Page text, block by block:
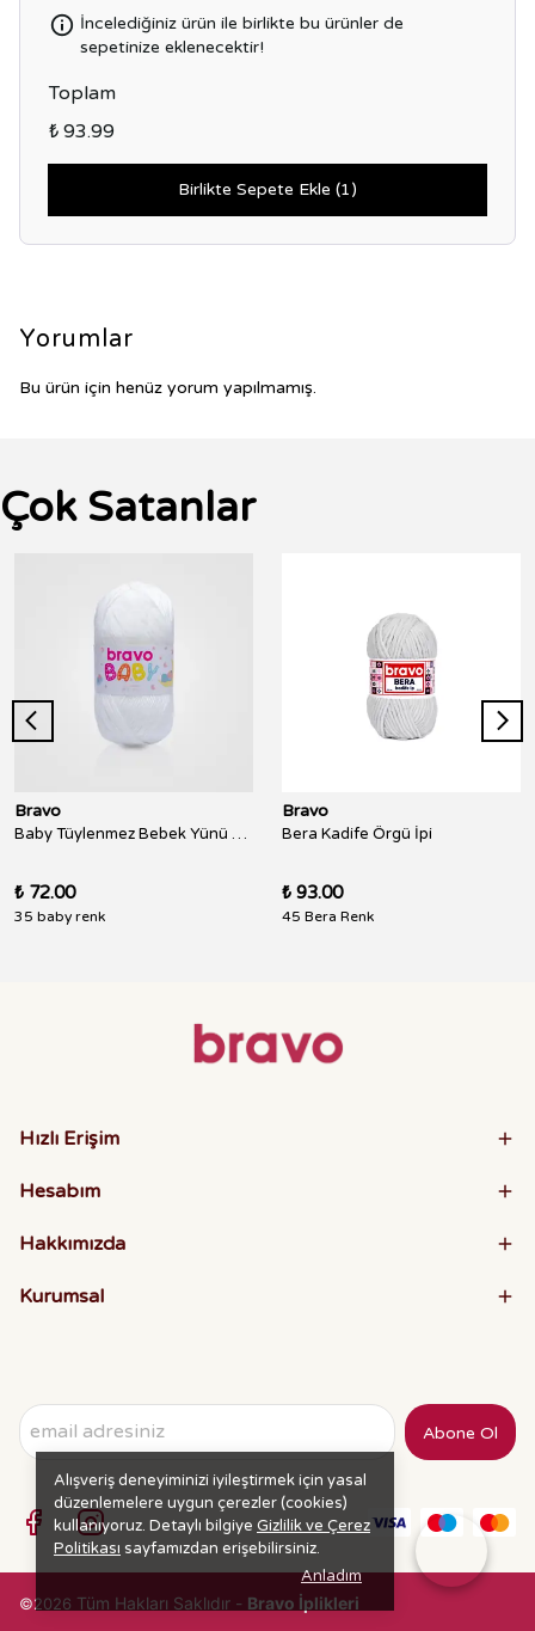
Alışveriş deneyiminizi iyileştirmek için yasal
düzenlemelere uygun çerezler (cookies)
kullanıyoruz. Detaylı bilgiye Gizlilik ve Çerez
Politikası sayfamızdan erişebilirsiniz.
Anladım
İncelediğiniz ürün ile birlikte bu ürünler de
sepetinize eklenecektir!
Toplam
₺ 93.99
Birlikte Sepete Ekle (1)
Yorumlar
Bu ürün için henüz yorum yapılmamış.
Çok Satanlar
Bravo
Baby Tüylenmez Bebek Yünü 100 Gr 250 Metre
₺ 72.00
35 baby renk
Bravo
Bera Kadife Örgü İpi
₺ 93.00
45 Bera Renk
Hızlı Erişim
Hesabım
Hakkımızda
Kurumsal
Abone Ol
©2026 Tüm Hakları Saklıdır - Bravo İplikleri